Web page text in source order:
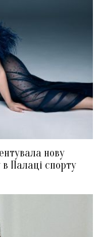
нову
Палаці спорту